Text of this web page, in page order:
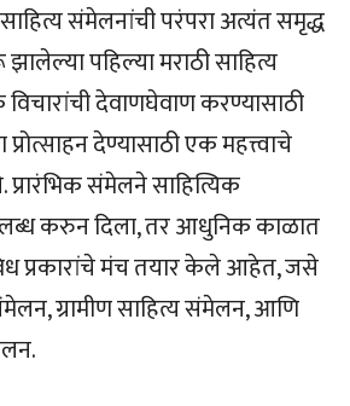
साहित्य संमेलनांची परंपरा अत्यंत समृद्ध
पहिल्या मराठी साहित्य
देवाणघेवाण करण्यासाठी
देण्यासाठी एक महत्त्वाचे
संमेलने साहित्यिक
करुन दिला, तर आधुनिक काळात
प्रकारांचे मंच तयार केले आहेत, जसे
ग्रामीण साहित्य संमेलन, आणि